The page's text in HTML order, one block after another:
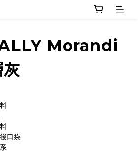
Morandi
口袋